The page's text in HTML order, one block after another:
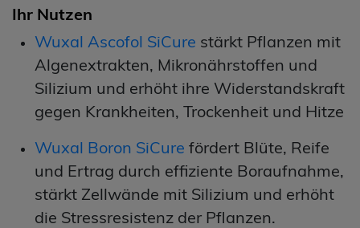
Ihr Nutzen
Wuxal Ascofol SiCure stärkt Pflanzen mit
Algenextrakten, Mikronährstoffen und
Silizium und erhöht ihre Widerstandskraft
gegen Krankheiten, Trockenheit und Hitze
Wuxal Boron SiCure fördert Blüte, Reife
und Ertrag durch effiziente Boraufnahme,
stärkt Zellwände mit Silizium und erhöht
die Stressresistenz der Pflanzen.